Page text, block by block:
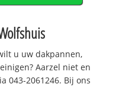
u uw dakpannen,
Aarzel niet en
043-2061246. Bij ons